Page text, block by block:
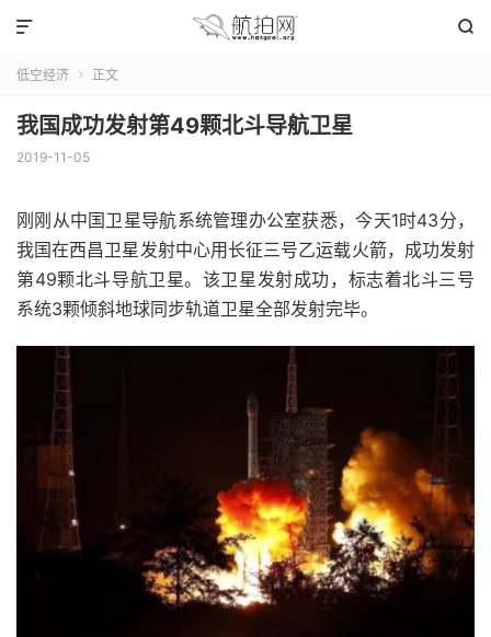


低空经济  正文
我国成功发射第49颗北斗导航卫星
2019-11-05
刚刚从中国卫星导航系统管理办公室获悉，今天1时43分，
我国在西昌卫星发射中心用长征三号乙运载火箭，成功发射
第49颗北斗导航卫星。该卫星发射成功，标志着北斗三号
系统3颗倾斜地球同步轨道卫星全部发射完毕。